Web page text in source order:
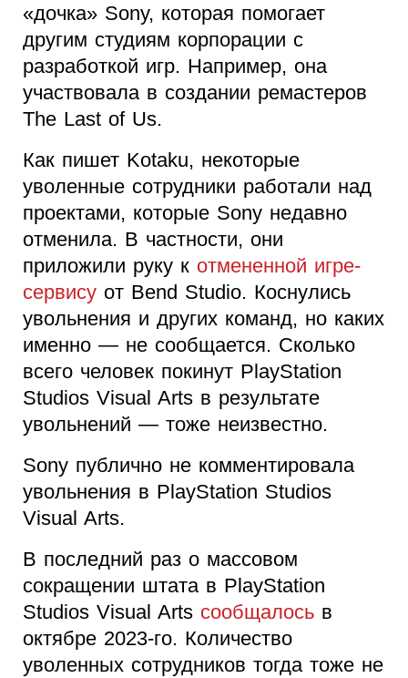
«дочка» Sony, которая помогает
другим студиям корпорации с
разработкой игр. Например, она
участвовала в создании ремастеров
The Last of Us.
Как пишет Kotaku, некоторые
уволенные сотрудники работали над
проектами, которые Sony недавно
отменила. В частности, они
приложили руку к отмененной игре-
сервису от Bend Studio. Коснулись
увольнения и других команд, но каких
именно — не сообщается. Сколько
всего человек покинут PlayStation
Studios Visual Arts в результате
увольнений — тоже неизвестно.
Sony публично не комментировала
увольнения в PlayStation Studios
Visual Arts.
В последний раз о массовом
сокращении штата в PlayStation
Studios Visual Arts сообщалось в
октябре 2023-го. Количество
уволенных сотрудников тогда тоже не